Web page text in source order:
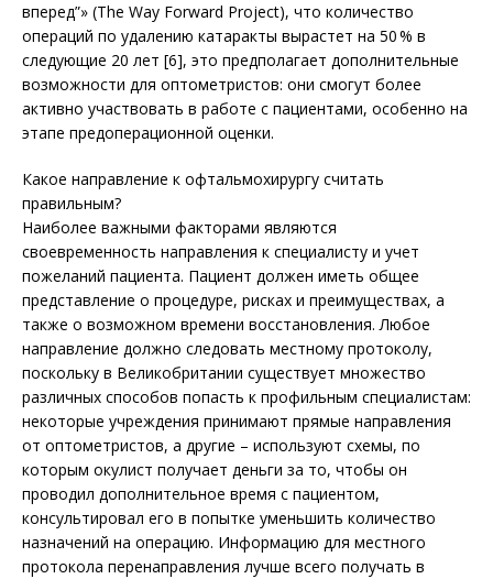
вперед”» (The Way Forward Project), что количество
операций по удалению катаракты вырастет на 50 % в
следующие 20 лет [6], это предполагает дополнительные
возможности для оптометристов: они смогут более
активно участвовать в работе с пациентами, особенно на
этапе предоперационной оценки.
Какое направление к офтальмохирургу считать
правильным?
Наиболее важными факторами являются
своевременность направления к специалисту и учет
пожеланий пациента. Пациент должен иметь общее
представление о процедуре, рисках и преимуществах, а
также о возможном времени восстановления. Любое
направление должно следовать местному протоколу,
поскольку в Великобритании существует множество
различных способов попасть к профильным специалистам:
некоторые учреждения принимают прямые направления
от оптометристов, а другие – используют схемы, по
которым окулист получает деньги за то, чтобы он
проводил дополнительное время с пациентом,
консультировал его в попытке уменьшить количество
назначений на операцию. Информацию для местного
протокола перенаправления лучше всего получать в